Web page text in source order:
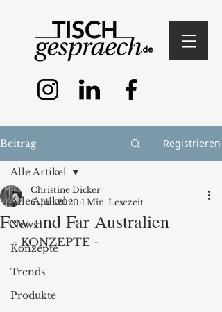
Beitrag Registrieren
Alle Artikel
News
Konzepte
Trends
Produkte
Alle Artikel
Few and Far Australien
Christine Dicker
6. Juli 2020 1 Min. Lesezeit
- KONZEPTE -